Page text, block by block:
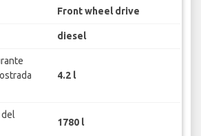
Front wheel drive
diesel
4.2 l
del
1780 l